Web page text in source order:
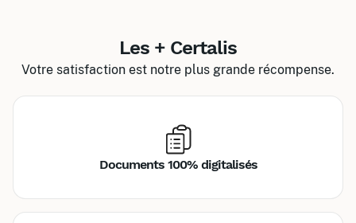
Les + Certalis
Votre satisfaction est notre plus grande récompense.
Documents 100% digitalisés